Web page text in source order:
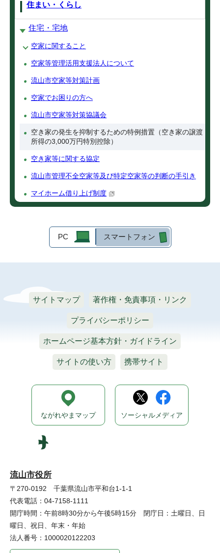
住まい・くらし
住宅・宅地
空家に関すること
空家等管理活用支援法人について
流山市空家等対策計画
空家でお困りの方へ
流山市空家等対策協議会
空き家の発生を抑制するための特例措置（空き家の譲渡
所得の3,000万円特別控除）
空き家等に関する協定
流山市管理不全空家等及び特定空家等の判断の手引き
マイホーム借り上げ制度
PC スマートフォン
サイトマップ 著作権・免責事項・リンク
プライバシーポリシー
ホームページ基本方針・ガイドライン
サイトの使い方 携帯サイト
流山市役所
〒270-0192 千葉県流山市平和台1-1-1
代表電話：04-7158-1111
開庁時間：午前8時30分から午後5時15分 閉庁日：土曜日、日
曜日、祝日、年末・年始
法人番号：1000020122203
ながれやまマップ ソーシャルメディア